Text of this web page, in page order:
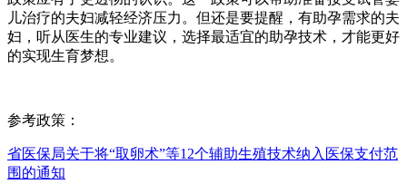
儿治疗的夫妇减轻经济压力。但还是要提醒，有助孕需求的夫
妇，听从医生的专业建议，选择最适宜的助孕技术，才能更好
的实现生育梦想。
参考政策：
省医保局关于将“取卵术”等12个辅助生殖技术纳入医保支付范
围的通知